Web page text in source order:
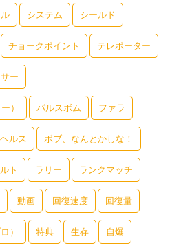
システム シールド
チョークポイント テレポーター
ー
） パルスボム ファラ
ヘルス ボブ、なんとかしな！
ト ラリー ランクマッチ
動画 回復速度 回復量
） 特典 生存 自爆